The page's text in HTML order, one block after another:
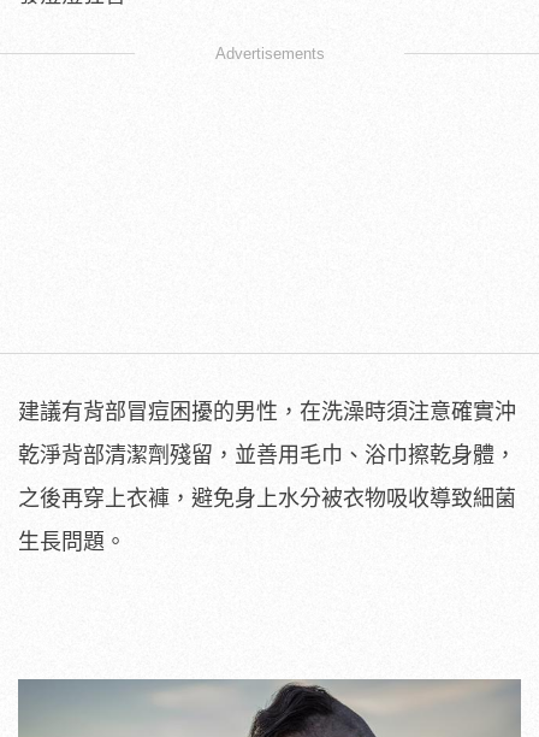
Advertisements
建議有背部冒痘困擾的男性，在洗澡時須注意確實沖
乾淨背部清潔劑殘留，並善用毛巾、浴巾擦乾身體，
之後再穿上衣褲，避免身上水分被衣物吸收導致細菌
生長問題。